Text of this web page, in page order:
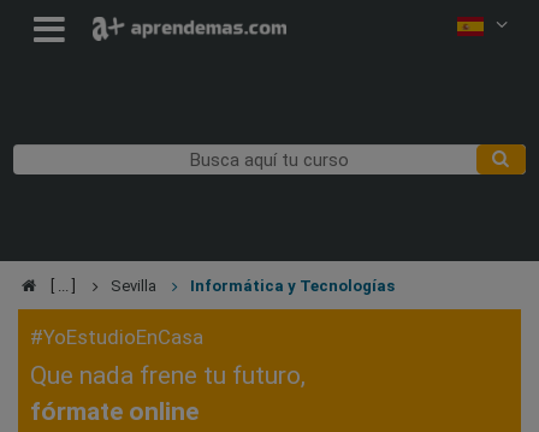
Sevilla Informática y Tecnologías
#YoEstudioEnCasa
Que nada frene tu futuro,
fórmate online